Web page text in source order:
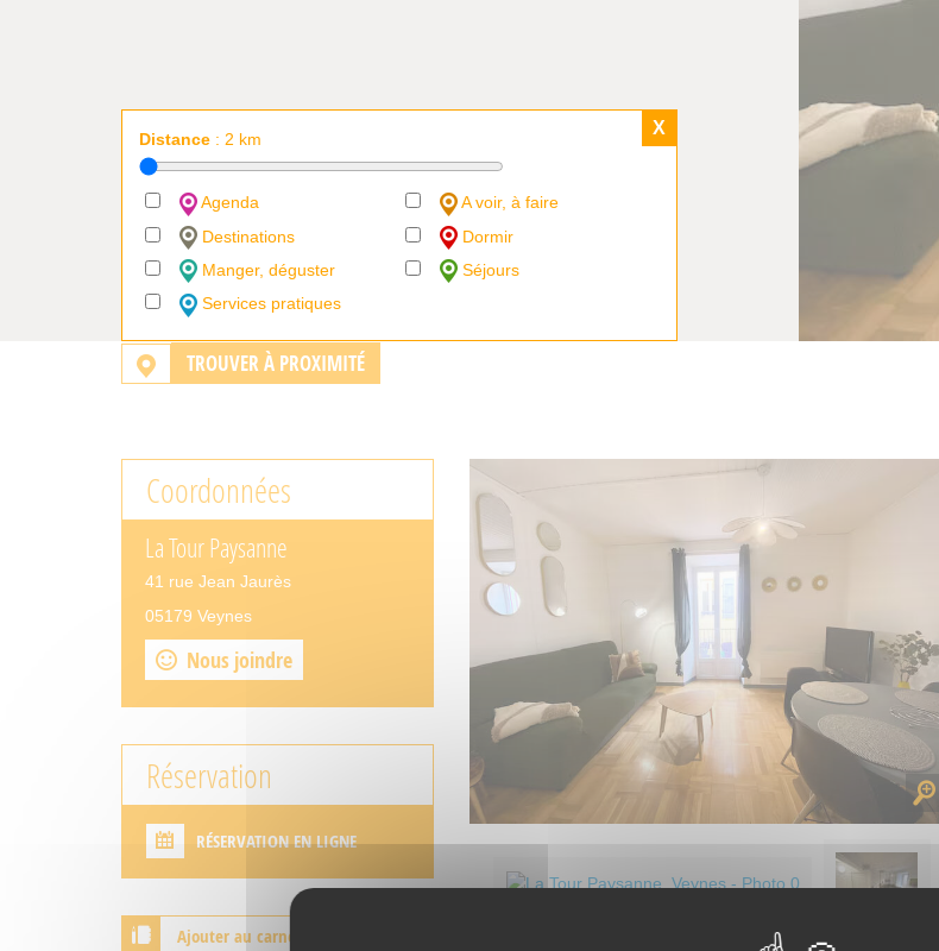
TROUVER À PROXIMITÉ
X
Distance : 2 km
Agenda
A voir, à faire
Destinations
Dormir
Manger, déguster
Séjours
Services pratiques
Coordonnées
La Tour Paysanne
41 rue Jean Jaurès
05179 Veynes
Nous joindre
Réservation
RÉSERVATION EN LIGNE
Ajouter au carnet de voyage